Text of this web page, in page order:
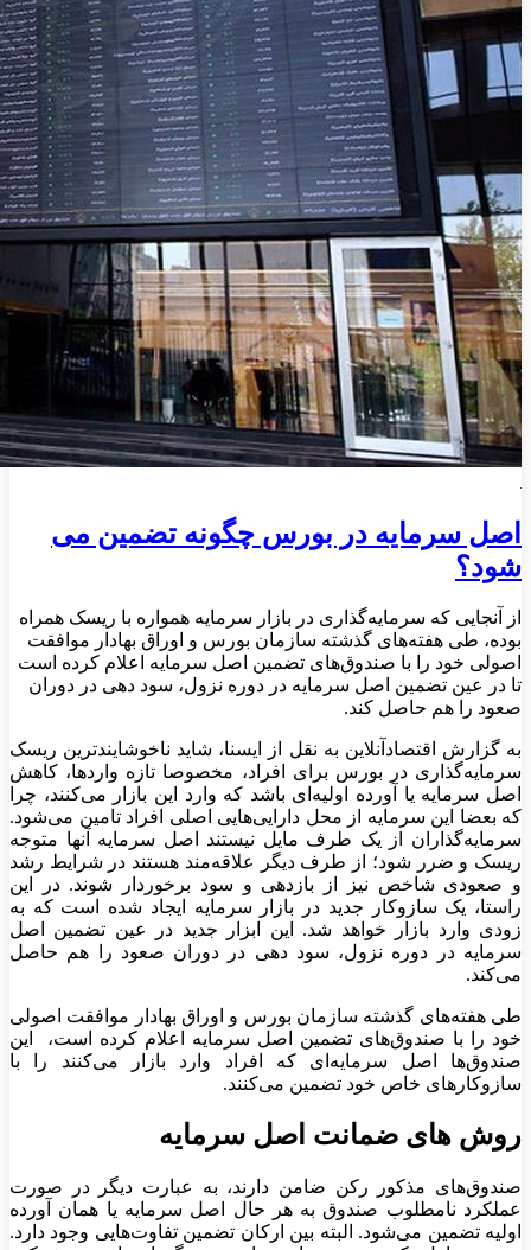
اصل سرمایه در بورس چگونه تضمین می
شود؟
از آنجایی که سرمایه‌گذاری در بازار سرمایه همواره با ریسک همراه
بوده، طی هفته‌های گذشته سازمان بورس و اوراق بهادار موافقت
اصولی خود را با صندوق‌های تضمین اصل سرمایه اعلام کرده است
تا در عین تضمین اصل سرمایه در دوره نزول، سود دهی در دوران
صعود را هم حاصل ‌کند.
به گزارش اقتصادآنلاین به نقل از ایسنا، شاید ناخوشایندترین ریسک
سرمایه‌گذاری در بورس برای افراد، مخصوصا تازه واردها، کاهش
اصل سرمایه‌ یا آورده اولیه‌ای باشد که وارد این بازار می‌کنند، چرا
که بعضا این سرمایه از محل دارایی‌هایی اصلی افراد تامین می‌شود.
سرمایه‌گذاران از یک طرف مایل نیستند اصل سرمایه‌ آنها متوجه
ریسک و ضرر شود؛ از طرف دیگر علاقه‌مند هستند در شرایط رشد
و صعودی شاخص نیز از بازدهی و سود برخوردار شوند. در این
راستا، یک سازوکار جدید در بازار سرمایه ایجاد شده است که به
زودی وارد بازار خواهد شد. این ابزار جدید در عین تضمین اصل
سرمایه در دوره نزول، سود دهی در دوران صعود را هم حاصل
می‌کند.
طی هفته‌های گذشته سازمان بورس و اوراق بهادار موافقت اصولی
خود را با صندوق‌های تضمین اصل سرمایه اعلام کرده است، ‌ این
صندوق‌ها اصل سرمایه‌ای که افراد وارد بازار می‌کنند را با
سازوکارهای خاص خود تضمین می‌کنند.
روش های ضمانت اصل سرمایه
صندوق‌های مذکور رکن ضامن دارند، به عبارت دیگر در صورت
عملکرد نامطلوب صندوق به هر حال اصل سرمایه یا همان آورده
اولیه تضمین می‌شود. البته بین ارکان تضمین تفاوت‌هایی وجود دارد.